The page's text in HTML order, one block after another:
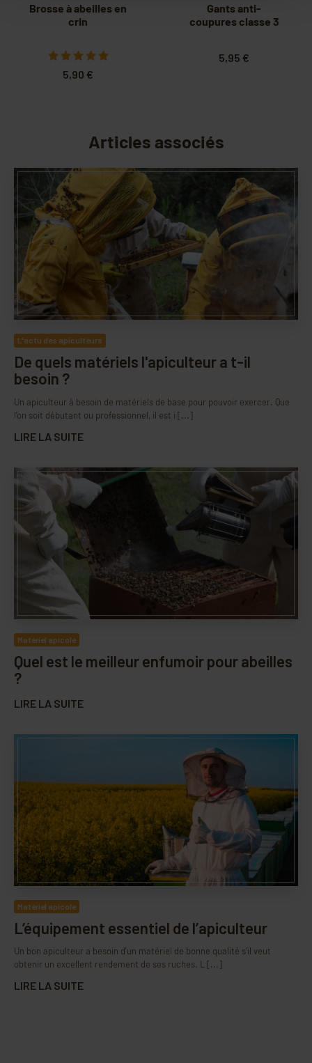
Brosse à abeilles en
crin
5,90 €
Gants anti-
coupures classe 3
5,95 €
Articles associés
L'actu des apiculteurs
De quels matériels l'apiculteur a t-il
besoin ?
Un apiculteur à besoin de matériels de base pour pouvoir exercer. Que
l’on soit débutant ou professionnel, il est i [...]
LIRE LA SUITE
Matériel apicole
Quel est le meilleur enfumoir pour abeilles
?
LIRE LA SUITE
Matériel apicole
L’équipement essentiel de l’apiculteur
Un bon apiculteur a besoin d'un matériel de bonne qualité s’il veut
obtenir un excellent rendement de ses ruches. L [...]
LIRE LA SUITE